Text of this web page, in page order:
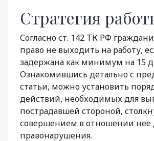
Стратегия
Согласно ст. 142 ТК РФ
право не выходить на работу,
задержана как минимум на 15
Ознакомившись детально с
статьи, можно установить
действий, необходимых для
пострадавшей стороной,
совершением в отношении нее
правонарушения.